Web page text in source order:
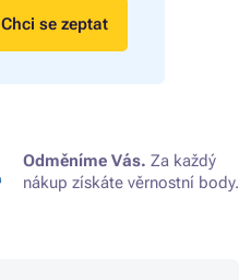
Chci se zeptat
Odměníme Vás. Za každý
nákup získáte věrnostní body.